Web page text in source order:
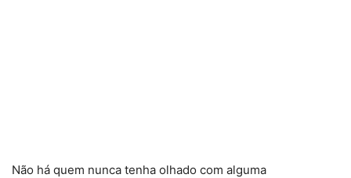
Não há quem nunca tenha olhado com alguma